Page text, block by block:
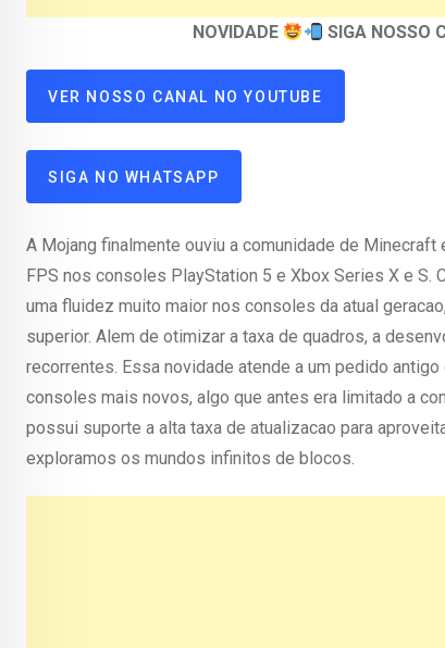
NOVIDADE SIGA NOSSO
VER NOSSO CANAL NO YOUTUBE
SIGA NO WHATSAPP
A Mojang finalmente ouviu a comunidade de
FPS nos consoles PlayStation 5 e Xbox Series X e
uma fluidez muito maior nos consoles da atual
superior. Alem de otimizar a taxa de quadros, a
recorrentes. Essa novidade atende a um pedido
consoles mais novos, algo que antes era limitado a
possui suporte a alta taxa de atualizacao para
exploramos os mundos infinitos de blocos.